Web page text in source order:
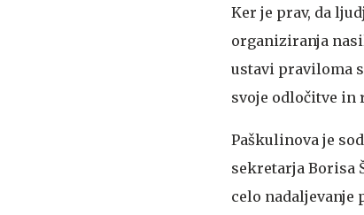
Ker je prav, da
organiziranja
ustavi praviloma
svoje odločitve in
Paškulinova je
sekretarja Borisa
celo nadaljevanje